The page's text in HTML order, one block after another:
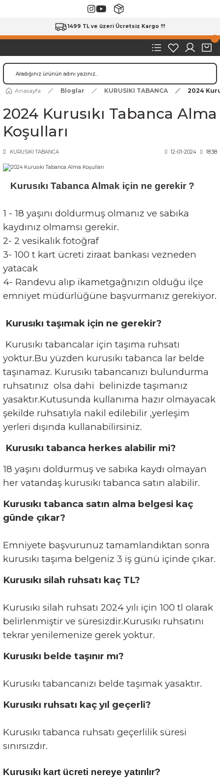
1499 TL ve üzeri Ücretsiz Kargo !!!
Anasayfa Bloglar KURUSIKI TABANCA 2024
2024 Kurusıkı Tabanca Alma
Koşulları
KURUSIKI TABANCA 12-01-2024 18:38
Kurusıkı Tabanca Almak için ne gerekir ?
1 - 18 yaşını doldurmuş olmanız ve sabıka
kaydınız olmamsı gerekir.
2- 2 vesikalık fotoğraf
3- 100 t kart ücreti ziraat bankası vezneden
yatacak
4- Randevu alıp ikametgağnızın olduğu ilçe
emniyet müdürlüğüne başvurmanız gerekiyor.
Kurusıkı taşımak için ne gerekir?
Kurusıkı tabancalar için taşıma ruhsatı
yoktur.Bu yüzden kurusıkı tabanca lar belde
taşınamaz. Kurusıkı tabancanızı bulundurma
ruhsatınız olsa dahi belinizde taşımanız
yasaktır.Kutusunda kullanıma hazır olmayacak
şekilde ruhsatıyla nakil edilebilir ,yerleşim
yerleri dışında kullanabilirsiniz.
Kurusıkı tabanca herkes alabilir mi?
18 yaşını doldurmuş ve sabıka kaydı olmayan
her vatandaş kurusıkı tabanca satın alabilir.
Kurusıkı tabanca satın alma belgesi kaç
günde çıkar?
Emniyete başvurunuz tamamlandıktan sonra
kurusıkı taşıma belgeniz 3 iş günü içinde çıkar.
Kurusıkı silah ruhsatı kaç TL?
Kurusıkı silah ruhsatı 2024 yılı için 100 tl olarak
belirlenmiştir ve süresizdir.Kurusıkı ruhsatını
tekrar yenilemenize gerek yoktur.
Kurusıkı belde taşınır mı?
Kurusıkı tabancanızı belde taşımak yasaktır.
Kurusıkı ruhsatı kaç yıl geçerli?
Kurusıkı tabanca ruhsatı geçerlilik süresi
sınırsızdır.
Kurusıkı kart ücreti nereye yatırılır?